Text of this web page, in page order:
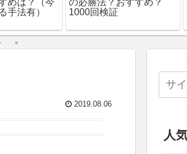
すめは？その②：欠点分
2019.08.06
人